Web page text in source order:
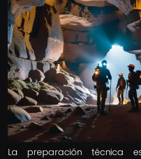
La preparación técnica